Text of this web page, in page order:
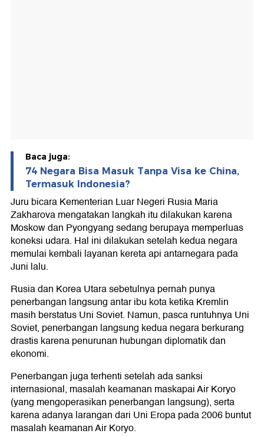
Baca juga:
74 Negara Bisa Masuk Tanpa Visa ke China,
Termasuk Indonesia?
Juru bicara Kementerian Luar Negeri Rusia Maria
Zakharova mengatakan langkah itu dilakukan karena
Moskow dan Pyongyang sedang berupaya memperluas
koneksi udara. Hal ini dilakukan setelah kedua negara
memulai kembali layanan kereta api antarnegara pada
Juni lalu.
Rusia dan Korea Utara sebetulnya pernah punya
penerbangan langsung antar ibu kota ketika Kremlin
masih berstatus Uni Soviet. Namun, pasca runtuhnya Uni
Soviet, penerbangan langsung kedua negara berkurang
drastis karena penurunan hubungan diplomatik dan
ekonomi.
Penerbangan juga terhenti setelah ada sanksi
internasional, masalah keamanan maskapai Air Koryo
(yang mengoperasikan penerbangan langsung), serta
karena adanya larangan dari Uni Eropa pada 2006 buntut
masalah keamanan Air Koryo.